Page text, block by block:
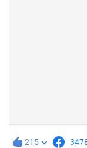
215